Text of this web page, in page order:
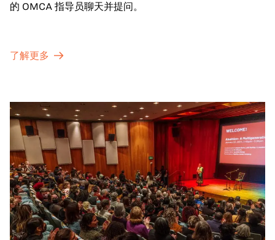
的 OMCA 指导员聊天并提问。
了解更多